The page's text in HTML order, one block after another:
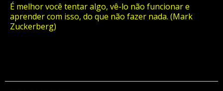
É melhor você tentar algo, vê-lo não funcionar e
aprender com isso, do que não fazer nada. (Mark
Zuckerberg)